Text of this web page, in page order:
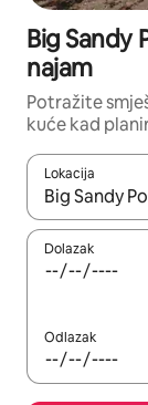
Big Sandy
najam
Potražite
kuće kad
Lokacija
Kada budu
Dolazak
Odlazak